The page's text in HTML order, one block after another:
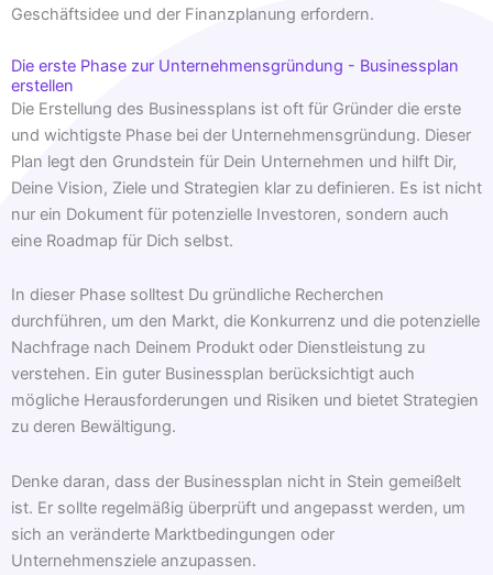
Geschäftsidee und der Finanzplanung erfordern.
Die erste Phase zur Unternehmensgründung - Businessplan
erstellen
Die Erstellung des Businessplans ist oft für Gründer die erste
und wichtigste Phase bei der Unternehmensgründung. Dieser
Plan legt den Grundstein für Dein Unternehmen und hilft Dir,
Deine Vision, Ziele und Strategien klar zu definieren. Es ist nicht
nur ein Dokument für potenzielle Investoren, sondern auch
eine Roadmap für Dich selbst.
In dieser Phase solltest Du gründliche Recherchen
durchführen, um den Markt, die Konkurrenz und die potenzielle
Nachfrage nach Deinem Produkt oder Dienstleistung zu
verstehen. Ein guter Businessplan berücksichtigt auch
mögliche Herausforderungen und Risiken und bietet Strategien
zu deren Bewältigung.
Denke daran, dass der Businessplan nicht in Stein gemeißelt
ist. Er sollte regelmäßig überprüft und angepasst werden, um
sich an veränderte Marktbedingungen oder
Unternehmensziele anzupassen.